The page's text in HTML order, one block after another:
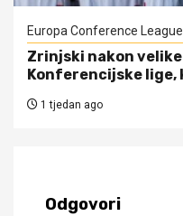
Europa Conference League
Zrinjski nakon
Konferencijske
1 tjedan ago
Odgovori